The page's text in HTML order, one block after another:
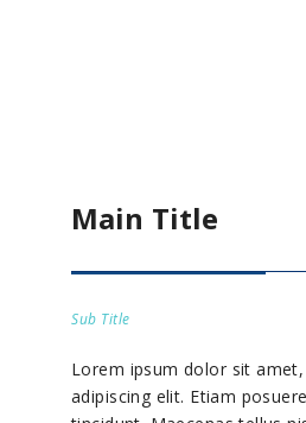
Main Title
Sub Title
Lorem ipsum dolor sit
adipiscing elit. Etiam